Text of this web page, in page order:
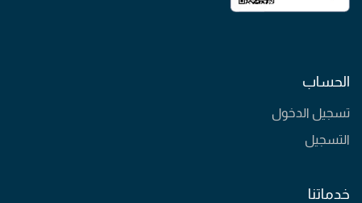
الحساب
تسجيل الدخول
التسجيل
خدماتنا